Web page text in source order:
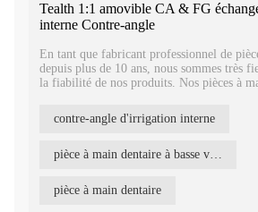
Tealth 1:1 amovible CA & FG
interne Contre-angle
En tant que fabricant professionnel de
depuis plus de 10 ans, nous sommes très
la fiabilité de nos produits. Nos pièces à
et sont appuyées par des certifications
contre-angle d'irrigation interne
pièce à main dentaire à basse vitesse
pièce à main dentaire